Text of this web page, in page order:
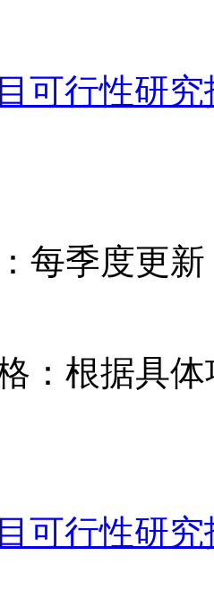
可行性研究
每季度更新
：根据具
可行性研究